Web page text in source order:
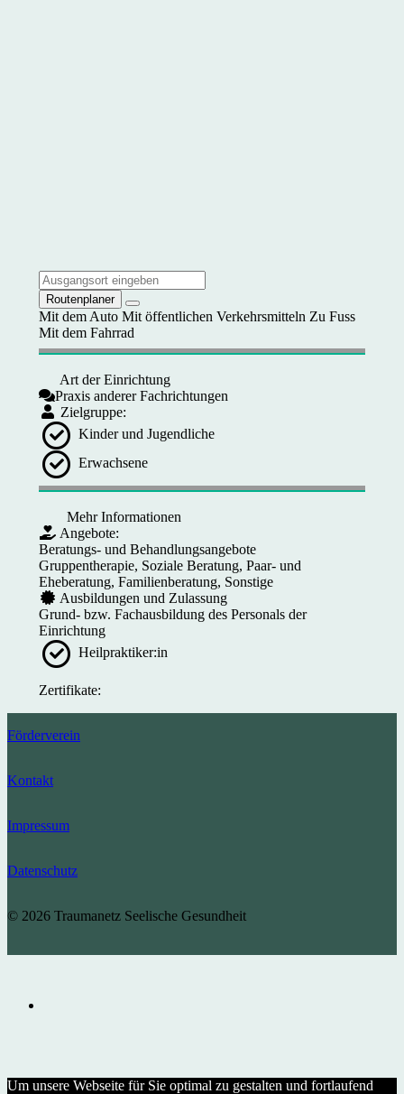
Routenplaner
Mit dem Auto Mit öffentlichen Verkehrsmitteln Zu Fuss
Mit dem Fahrrad
Art der Einrichtung
Praxis anderer Fachrichtungen
Zielgruppe:
Kinder und Jugendliche
Erwachsene
Mehr Informationen
Angebote:
Beratungs- und Behandlungsangebote
Gruppentherapie, Soziale Beratung, Paar- und
Eheberatung, Familienberatung, Sonstige
Ausbildungen und Zulassung
Grund- bzw. Fachausbildung des Personals der
Einrichtung
Heilpraktiker:in
Zertifikate:
Förderverein
Kontakt
Impressum
Datenschutz
© 2026 Traumanetz Seelische Gesundheit
Um unsere Webseite für Sie optimal zu gestalten und fortlaufend